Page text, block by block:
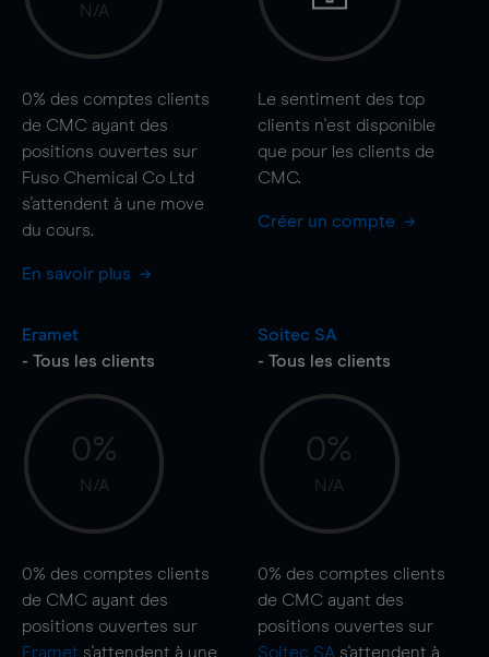
N/A
0% des comptes clients
de CMC ayant des
positions ouvertes sur
Fuso Chemical Co Ltd
s'attendent à une move
du cours.
En savoir plus
Le sentiment des top
clients n'est disponible
que pour les clients de
CMC.
Créer un compte
Eramet
- Tous les clients
0%
N/A
0% des comptes clients
de CMC ayant des
positions ouvertes sur
Eramet s'attendent à une
Soitec SA
- Tous les clients
0%
N/A
0% des comptes clients
de CMC ayant des
positions ouvertes sur
Soitec SA s'attendent à